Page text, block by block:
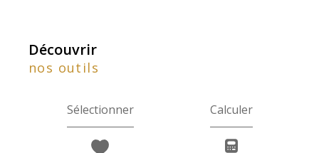
découvrir
nos outils
Sélectionner Calculer